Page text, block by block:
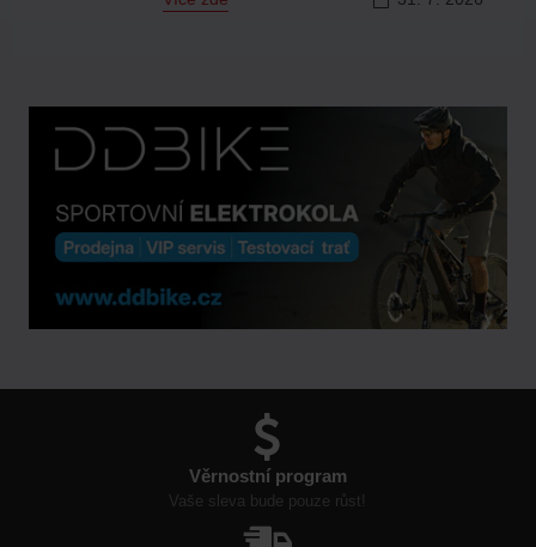
Věrnostní program
Vaše sleva bude pouze růst!